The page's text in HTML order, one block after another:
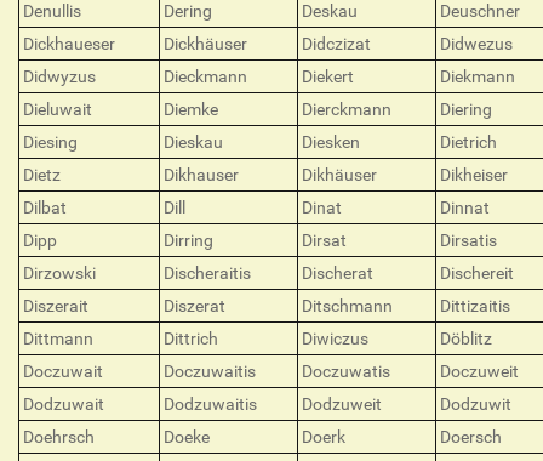
Denullis
Dering Deskau
Deuschner
Dickhaueser
Dickhäuser Didczizat
Didwezus
Didwyzus
Dieckmann Diekert
Diekmann
Dieluwait
Diemke Dierckmann
Diering
Diesing
Dieskau Diesken
Dietrich
Dietz
Dikhauser Dikhäuser
Dikheiser
Dilbat
Dill Dinat
Dinnat
Dipp
Dirring Dirsat
Dirsatis
Dirzowski
Discheraitis Discherat
Dischereit
Diszerait
Diszerat Ditschmann
Dittizaitis
Dittmann
Dittrich Diwiczus
Döblitz
Doczuwait
Doczuwaitis Doczuwatis
Doczuweit
Dodzuwait
Dodzuwaitis Dodzuweit
Dodzuwit
Doehrsch
Doeke Doerk
Doersch